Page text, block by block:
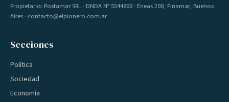
Propietario: Postamar SRL · DNDA Nº 5344866 · Eneas 200, Pinamar, Buenos
Aires · contacto@elpionero.com.ar
Secciones
Política
Sociedad
Economía